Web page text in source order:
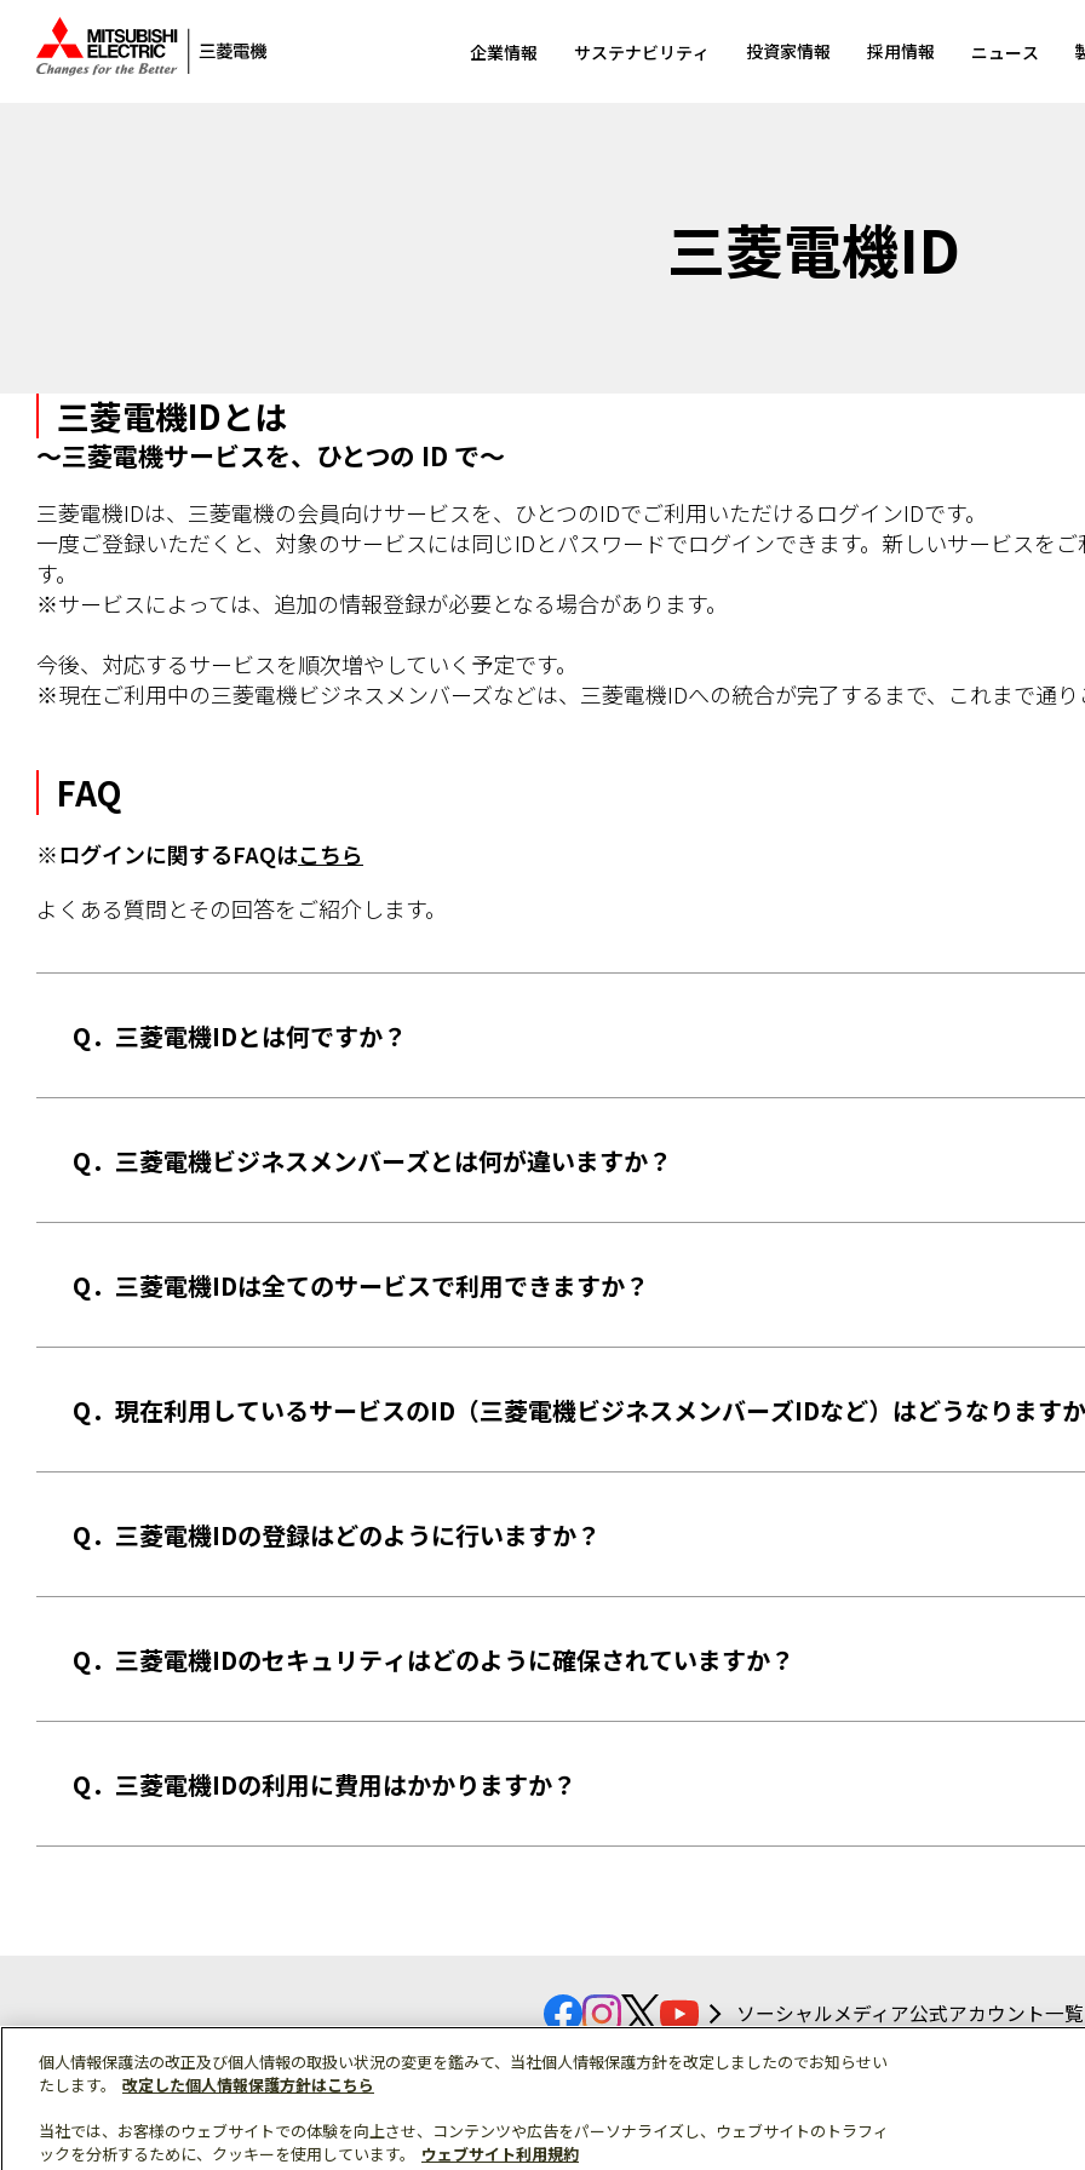
企業情報 サステナビリティ 投資家情報 採用情報 ニュース
三菱電機ID
三菱電機IDとは
～三菱電機サービスを、ひとつの ID で～
三菱電機IDは、三菱電機の会員向けサービスを、ひとつのIDでご利用いただけるログインIDです。
一度ご登録いただくと、対象のサービスには同じIDとパスワードでログインできます。新しいサービスを
す。
※サービスによっては、追加の情報登録が必要となる場合があります。
今後、対応するサービスを順次増やしていく予定です。
※現在ご利用中の三菱電機ビジネスメンバーズなどは、三菱電機IDへの統合が完了するまで、これまで通
FAQ
※ログインに関するFAQはこちら
よくある質問とその回答をご紹介します。
Q．三菱電機IDとは何ですか？
Q．三菱電機ビジネスメンバーズとは何が違いますか？
Q．三菱電機IDは全てのサービスで利用できますか？
Q．現在利用しているサービスのID（三菱電機ビジネスメンバーズIDなど）はどうなります
Q．三菱電機IDの登録はどのように行いますか？
Q．三菱電機IDのセキュリティはどのように確保されていますか？
Q．三菱電機IDの利用に費用はかかりますか？
ソーシャルメディア公式アカウント一覧
三菱電機ID利用規約 個人情報保護 ウェブサイト利用規約
© Mitsubishi Electric Corporation
個人情報保護法の改正及び個人情報の取扱い状況の変更を鑑みて、当社個人情報保護方針を改定しましたのでお知らせい
たします。
改定した個人情報保護方針はこちら
当社では、お客様のウェブサイトでの体験を向上させ、コンテンツや広告をパーソナライズし、ウェブサイトのトラフィ
ックを分析するために、クッキーを使用しています。
ウェブサイト利用規約